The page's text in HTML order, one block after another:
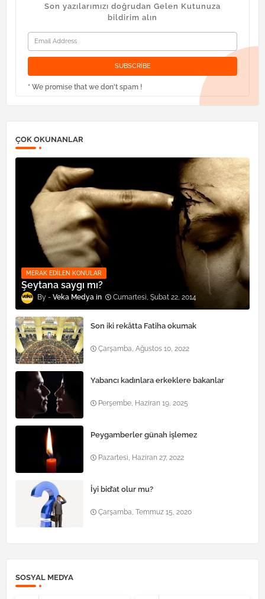
Son yazılarımızı doğrudan Gelen Kutunuza
bildirim alın
* We promise that we don't spam !
ÇOK OKUNANLAR
MERAK EDILEN KONULAR
Şeytana saygı mı?
Veka Medya Cumartesi, Şubat 22, 2014
Son iki rekâtta Fatiha okumak
Çarşamba, Ağustos 10, 2022
Yabancı kadınlara erkeklere bakanlar
Perşembe, Haziran 19, 2025
Peygamberler günah işlemez
Pazartesi, Haziran 27, 2022
İyi bid’at olur mu?
Çarşamba, Temmuz 15, 2020
SOSYAL MEDYA